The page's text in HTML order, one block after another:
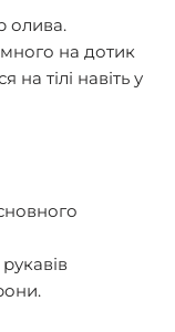
олива.
на дотик
на тілі навіть у